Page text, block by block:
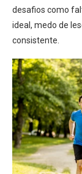
desafios como
ideal, medo de
consistente.